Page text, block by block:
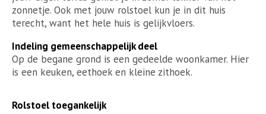
zonnetje. Ook met jouw rolstoel kun je in dit huis
terecht, want het hele huis is gelijkvloers.
Indeling gemeenschappelijk deel
Op de begane grond is een gedeelde woonkamer. Hier
is een keuken, eethoek en kleine zithoek.
Rolstoel toegankelijk